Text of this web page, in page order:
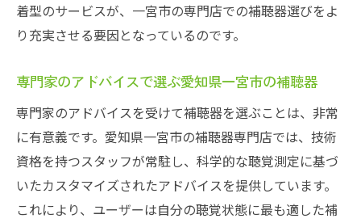
着型のサービスが、一宮市の専門店での補聴器選びをよ
り充実させる要因となっているのです。
専門家のアドバイスで選ぶ愛知県一宮市の補聴器
専門家のアドバイスを受けて補聴器を選ぶことは、非常
に有意義です。愛知県一宮市の補聴器専門店では、技術
資格を持つスタッフが常駐し、科学的な聴覚測定に基づ
いたカスタマイズされたアドバイスを提供しています。
これにより、ユーザーは自分の聴覚状態に最も適した補